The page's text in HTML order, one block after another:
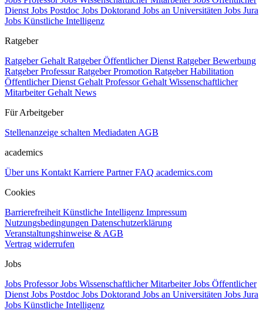
Dienst Jobs Postdoc Jobs Doktorand Jobs an Universitäten Jobs Jura
Jobs Künstliche Intelligenz
Ratgeber
Ratgeber Gehalt Ratgeber Öffentlicher Dienst Ratgeber Bewerbung
Ratgeber ProfessurRatgeber Promotion Ratgeber Habilitation
Öffentlicher Dienst Gehalt Professor Gehalt Wissenschaftlicher
Mitarbeiter Gehalt News
Für Arbeitgeber
Stellenanzeige schalten Mediadaten AGB
academics
Über uns Kontakt Karriere PartnerFAQ academics.com
Cookies
Barrierefreiheit Künstliche Intelligenz Impressum
Nutzungsbedingungen Datenschutzerklärung
Veranstaltungshinweise & AGB
Vertrag widerrufen
Jobs
Jobs ProfessorJobs Wissenschaftlicher MitarbeiterJobs Öffentlicher
Dienst Jobs Postdoc Jobs Doktorand Jobs an Universitäten Jobs Jura
Jobs Künstliche Intelligenz